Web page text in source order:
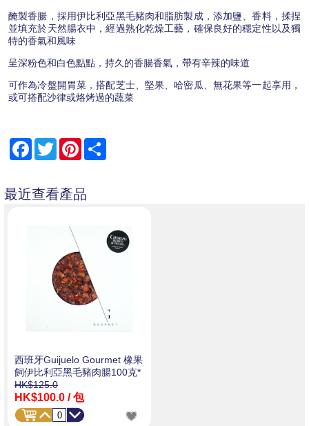
醃製香腸，採用伊比利亞黑毛豬肉和脂肪製成，添加鹽、香料，揉捏
並填充於天然腸衣中，經過熟化乾燥工藝，確保良好的穩定性以及獨
特的香氣和風味
呈深粉色和白色點點，持久的香腸香氣，帶有辛辣的味道
可作為冷盤開胃菜，搭配芝士、堅果、哈密瓜、無花果等一起享用，
或可搭配沙律或烙烤過的蔬菜
Facebook
TwitterPinterest
最近查看產品
西班牙Guijuelo Gourmet 橡果
飼伊比利亞黑毛豬肉腸100克*
HK$125.0
HK$100.0 / 包